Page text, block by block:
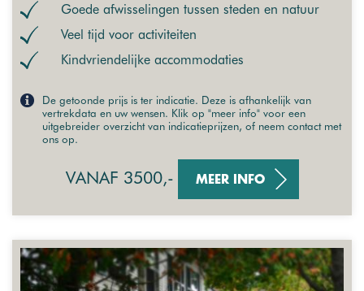
Goede afwisselingen tussen steden en natuur
Veel tijd voor activiteiten
Kindvriendelijke accommodaties
De getoonde prijs is ter indicatie. Deze is afhankelijk van
vertrekdata en uw wensen. Klik op "meer info" voor een
uitgebreider overzicht van indicatieprijzen, of neem contact met
ons op.
VANAF 3500,- MEER INFO